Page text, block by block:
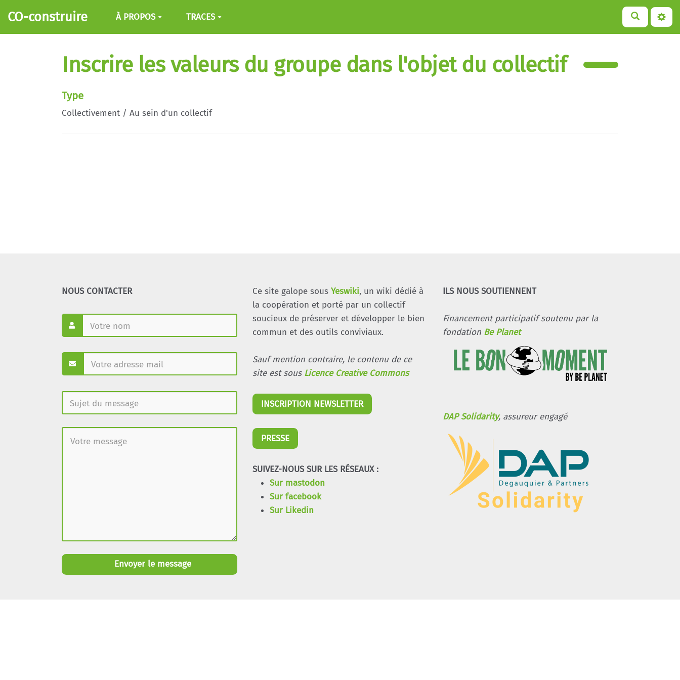
Aller au contenu principal
CO-construire À PROPOS TRACES
Inscrire les valeurs du groupe dans l'objet du collectif
Type
Collectivement / Au sein d'un collectif
NOUS CONTACTER
Envoyer le message
Ce site galope sous Yeswiki, un wiki dédié à
la coopération et porté par un collectif
soucieux de préserver et développer le bien
commun et des outils conviviaux.
Sauf mention contraire, le contenu de ce
site est sous Licence Creative Commons
INSCRIPTION NEWSLETTER
PRESSE
SUIVEZ-NOUS SUR LES RÉSEAUX :
Sur mastodon
Sur facebook
Sur Likedin
ILS NOUS SOUTIENNENT
Financement participatif soutenu par la
fondation Be Planet
DAP Solidarity, assureur engagé